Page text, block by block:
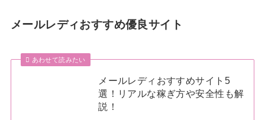
メールレディおすすめ優良サイト
あわせて読みたい
メールレディおすすめサイト5
選！リアルな稼ぎ方や安全性も解
説！